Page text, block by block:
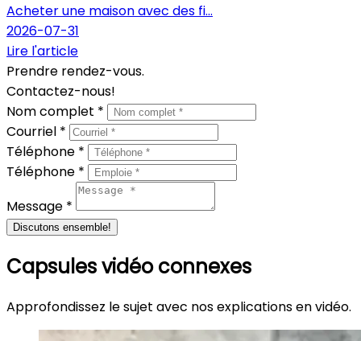
Acheter une maison avec des fi...
2026-07-31
Lire l'article
Prendre rendez-vous.
Contactez-nous!
Nom complet *
Courriel *
Téléphone *
Téléphone *
Message *
Discutons ensemble!
Capsules vidéo connexes
Approfondissez le sujet avec nos explications en vidéo.